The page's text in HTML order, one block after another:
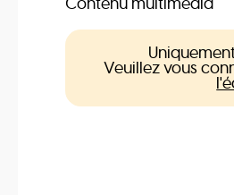
Contenu multimédia
Veuillez vous